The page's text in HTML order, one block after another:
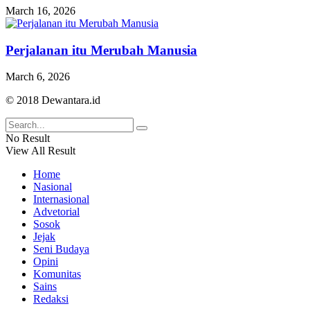
March 16, 2026
Perjalanan itu Merubah Manusia
March 6, 2026
© 2018 Dewantara.id
No Result
View All Result
Home
Nasional
Internasional
Advetorial
Sosok
Jejak
Seni Budaya
Opini
Komunitas
Sains
Redaksi